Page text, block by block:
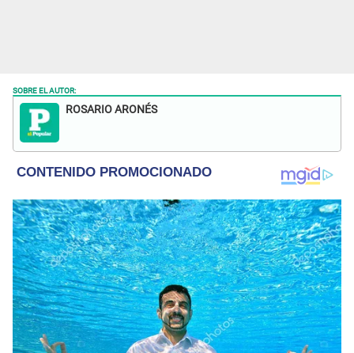
SOBRE EL AUTOR:
ROSARIO ARONÉS